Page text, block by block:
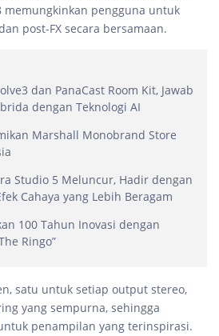
memungkinkan pengguna untuk
post-FX secara bersamaan.
dan PanaCast Room Kit, Jawab
dengan Teknologi AI
Marshall Monobrand Store
Studio 5 Meluncur, Hadir dengan
Cahaya yang Lebih Beragam
100 Tahun Inovasi dengan
Ringo”
satu untuk setiap output stereo,
yang sempurna, sehingga
penampilan yang terinspirasi.